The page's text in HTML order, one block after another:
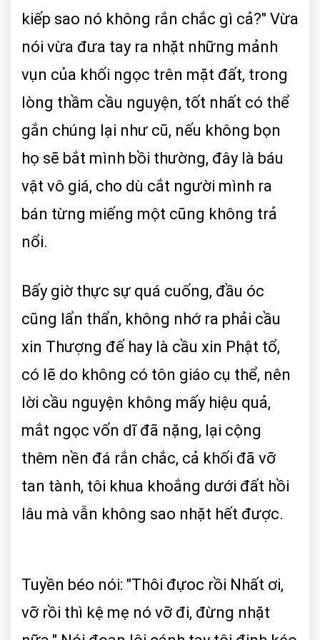
kiếp sao nó không rắn chắc gì cả?" Vừa
nói vừa đưa tay ra nhặt những mảnh
vụn của khối ngọc trên mặt đất, trong
lòng thầm cầu nguyện, tốt nhất có thể
gắn chúng lại như cũ, nếu không bọn
họ sẽ bắt mình bồi thường, đây là báu
vật vô giá, cho dù cắt người mình ra
bán từng miếng một cũng không trả
nổi.
Bấy giờ thực sự quá cuống, đầu óc
cũng lẩn thẩn, không nhớ ra phải cầu
xin Thượng đế hay là cầu xin Phật tổ,
có lẽ do không có tôn giáo cụ thể, nên
lời cầu nguyện không mấy hiệu quả,
mắt ngọc vốn dĩ đã nặng, lại cộng
thêm nền đá rắn chắc, cả khối đã vỡ
tan tành, tôi khua khoắng dưới đất hồi
lâu mà vẫn không sao nhặt hết được.
Tuyền béo nói: "Thôi đựoc rồi Nhất ơi,
vỡ rồi thì kệ mẹ nó vỡ đi, đừng nhặt